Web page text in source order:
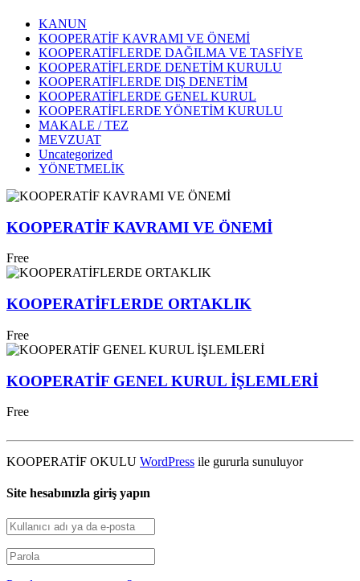
KANUN
KOOPERATİF KAVRAMI VE ÖNEMİ
KOOPERATİFLERDE DAĞILMA VE TASFİYE
KOOPERATİFLERDE DENETİM KURULU
KOOPERATİFLERDE DIŞ DENETİM
KOOPERATİFLERDE GENEL KURUL
KOOPERATİFLERDE YÖNETİM KURULU
MAKALE / TEZ
MEVZUAT
Uncategorized
YÖNETMELİK
KOOPERATİF KAVRAMI VE ÖNEMİ
Free
KOOPERATİFLERDE ORTAKLIK
Free
KOOPERATİF GENEL KURUL İŞLEMLERİ
Free
KOOPERATİF OKULU WordPress ile gururla sunuluyor
Site hesabınızla giriş yapın